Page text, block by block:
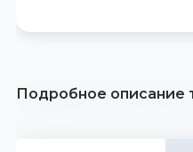
Подробное описание